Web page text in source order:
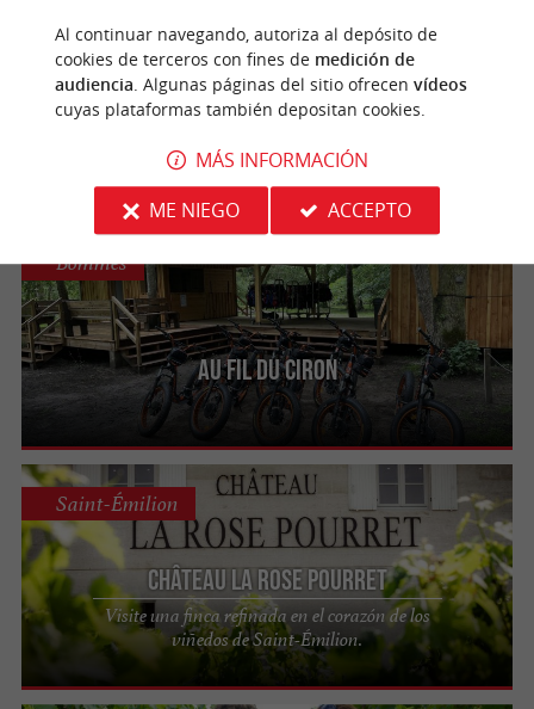
Maison du Vin de Saint-Estèphe
Visita a un viñedo en Saint-Estèphe, en el
corazón del Médoc.
Au Fil du Ciron
Bommes
Château La Rose Pourret
Visite una finca refinada en el corazón de los
viñedos de Saint-Émilion.
Saint-Émilion
Al continuar navegando, autoriza al depósito de
cookies de terceros con fines de medición de
audiencia. Algunas páginas del sitio ofrecen vídeos
cuyas plataformas también depositan cookies.
MÁS INFORMACIÓN
ME NIEGO
ACCEPTO